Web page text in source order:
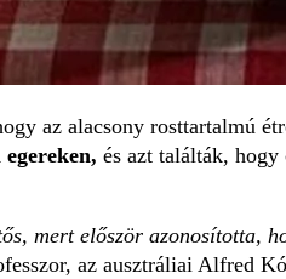
az alacsony rosttartalmú
és azt találták,
mert először azonosította,
az ausztráliai Alfred